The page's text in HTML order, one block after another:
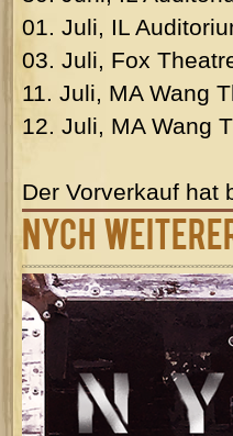
01. Juli, IL
03. Juli, Fox
11. Juli, MA Wang
12. Juli, MA Wang
Der Vorverkauf hat
NYCH